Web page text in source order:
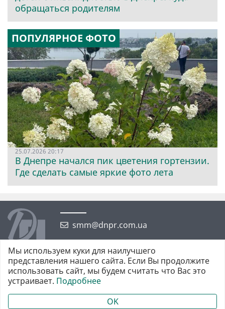
обращаться родителям
ПОПУЛЯРНОЕ ФОТО
25.07.2026 20:17
В Днепре начался пик цветения гортензии.
Где сделать самые яркие фото лета
smm@dnpr.com.ua
©2026 https://dnpr.com.ua Дніпровська порадниця
Всі права захищені. При повному або частковому використанні
матеріалів обов'язкове активне гіперпосилання у першому абзаці.
Мы используем куки для наилучшего
представления нашего сайта. Если Вы продолжите
использовать сайт, мы будем считать что Вас это
устраивает. Подробнее
OK